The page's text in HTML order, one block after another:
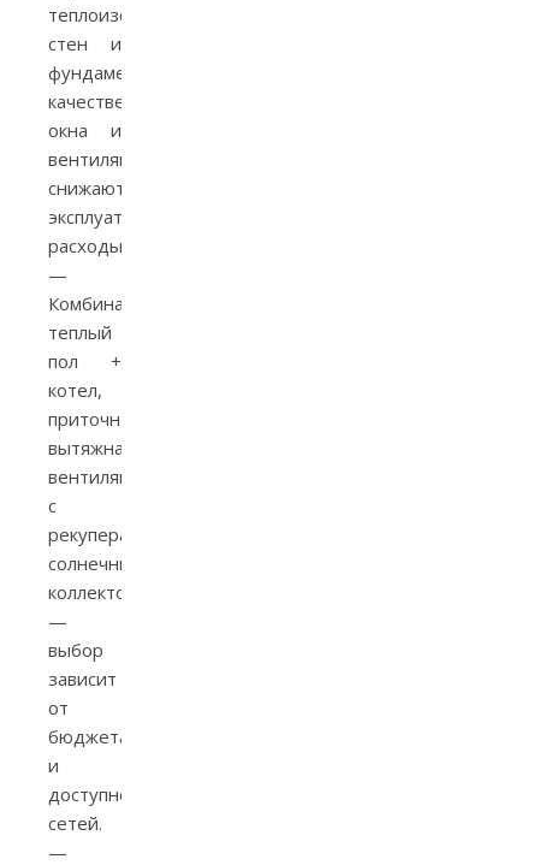
теплоизоляция
стен и
фундамента,
качественные
окна и
вентиляция
снижают
эксплуатационные
расходы.
—
Комбинации:
теплый
пол +
котел,
приточно-
вытяжная
вентиляция
с
рекуперацией,
солнечные
коллектора
—
выбор
зависит
от
бюджета
и
доступности
сетей.
—